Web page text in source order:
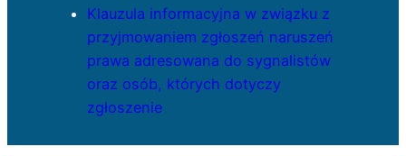
Klauzula informacyjna w związku z
przyjmowaniem zgłoszeń naruszeń
prawa adresowana do sygnalistów
oraz osób, których dotyczy
zgłoszenie